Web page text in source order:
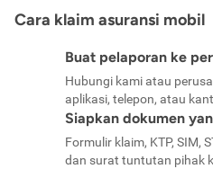
Cara klaim asuransi mobil
Buat pelaporan ke
Hubungi kami atau
aplikasi, telepon, atau
Siapkan dokumen
Formulir klaim, KTP, SIM,
dan surat tuntutan pihak